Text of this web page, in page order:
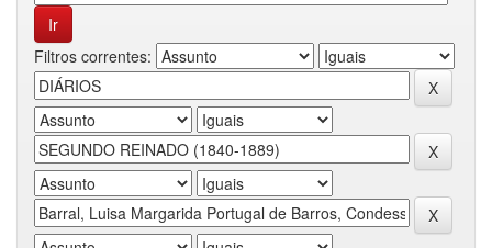
Filtros correntes: